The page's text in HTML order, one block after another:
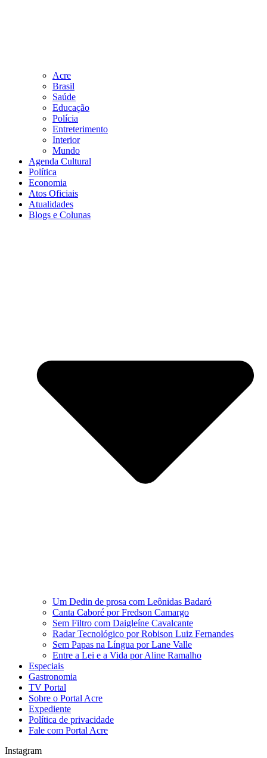
Acre
Brasil
Saúde
Educação
Polícia
Entreterimento
Interior
Mundo
Agenda Cultural
Política
Economia
Atos Oficiais
Atualidades
Blogs e Colunas
Um Dedin de prosa com Leônidas Badaró
Canta Caboré por Fredson Camargo
Sem Filtro com Daigleíne Cavalcante
Radar Tecnológico por Robison Luiz Fernandes
Sem Papas na Língua por Lane Valle
Entre a Lei e a Vida por Aline Ramalho
Especiais
Gastronomia
TV Portal
Sobre o Portal Acre
Expediente
Política de privacidade
Fale com Portal Acre
Instagram